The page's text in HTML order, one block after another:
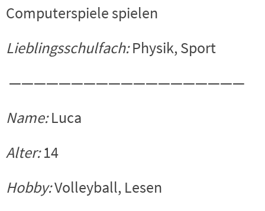
Computerspiele spielen
Lieblingsschulfach:Physik, Sport
———————————————————
Name:Luca
Alter:14
Hobby:Volleyball, Lesen